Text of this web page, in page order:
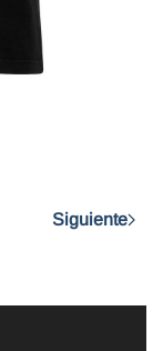
Siguiente